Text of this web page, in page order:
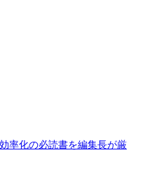
率化の必読書を編集長が厳